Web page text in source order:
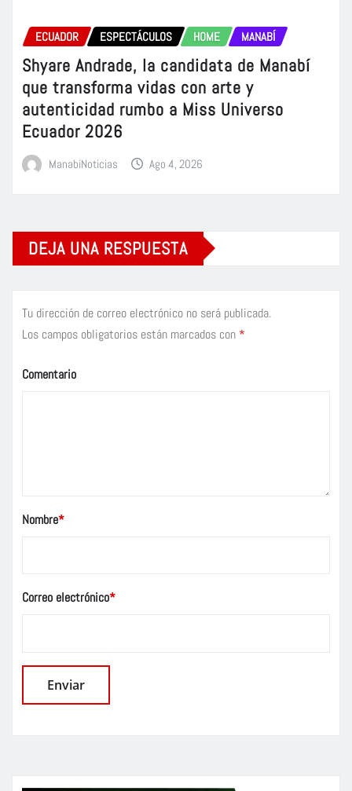
ECUADOR ESPECTÁCULOS HOME MANABÍ
Shyare Andrade, la candidata de Manabí
que transforma vidas con arte y
autenticidad rumbo a Miss Universo
Ecuador 2026
ManabiNoticias Ago 4, 2026
DEJA UNA RESPUESTA
Tu dirección de correo electrónico no será publicada.
Los campos obligatorios están marcados con *
Comentario
Nombre*
Correo electrónico*